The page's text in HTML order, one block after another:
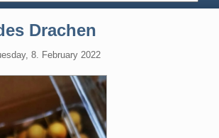
Drachen
8. February 2022